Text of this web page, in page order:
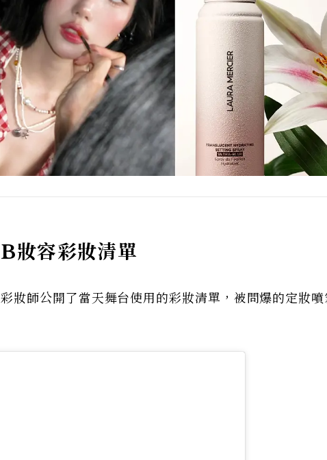
容彩妝清單
妝師公開了當天舞台使用的彩妝清單，被問爆的定妝